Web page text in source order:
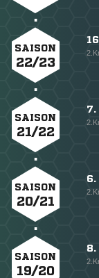
SAISON
22/23
SAISON
21/22
7.
SAISON
20/21
6.
SAISON
19/20
8.